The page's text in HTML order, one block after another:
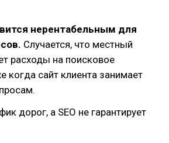
нерентабельным для
Случается, что местный
расходы на поисковое
когда сайт клиента занимает
дорог, а SEO не гарантирует